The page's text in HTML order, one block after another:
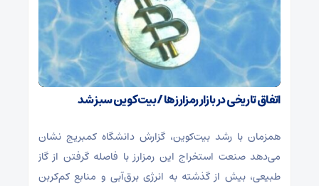
اتفاق تاریخی در بازار رمزارزها / بیت‌کوین سبز شد
همزمان با رشد بیت‌کوین، گزارش دانشگاه کمبریج نشان
می‌دهد صنعت استخراج این رمزارز با فاصله گرفتن از گاز
طبیعی، بیش از گذشته به انرژی برق‌آبی و منابع کم‌کربن